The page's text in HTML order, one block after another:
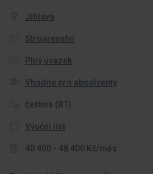
Jihlava
Strojírenství
Plný úvazek
Vhodné pro absolventy
čeština (B1)
Výuční list
40 400 - 48 400 Kč/měs